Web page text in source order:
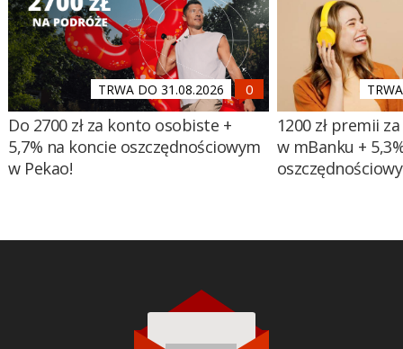
TRWA DO 31.08.2026
Do 2700 zł za konto osobiste +
5,7% na koncie oszczędnościowym
w Pekao!
1200 zł premii
w mBanku +